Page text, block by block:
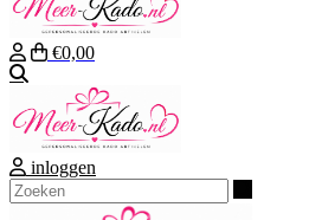
€0,00
inloggen